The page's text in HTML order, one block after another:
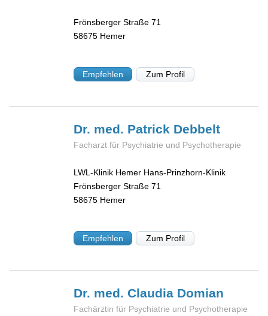
Frönsberger Straße 71
58675 Hemer
Empfehlen Zum Profil
Dr. med. Patrick Debbelt
Facharzt für Psychiatrie und Psychotherapie
LWL-Klinik Hemer Hans-Prinzhorn-Klinik
Frönsberger Straße 71
58675 Hemer
Empfehlen Zum Profil
Dr. med. Claudia Domian
Fachärztin für Psychiatrie und Psychotherapie